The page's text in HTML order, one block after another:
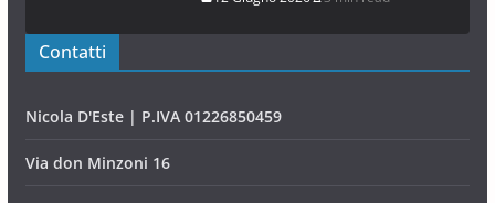
Contatti
Nicola D'Este | P.IVA 01226850459
Via don Minzoni 16